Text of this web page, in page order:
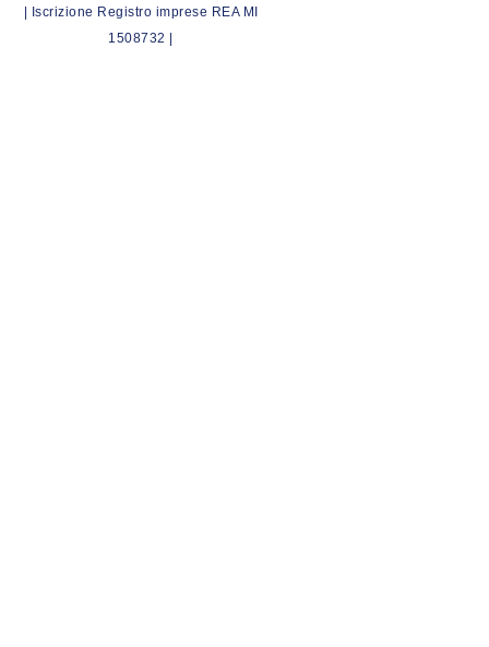
| Iscrizione Registro imprese REA MI
1508732 |